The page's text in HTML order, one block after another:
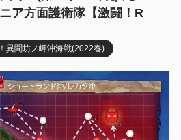
ア方面護衛隊【激闘！R
異聞坊ノ岬沖海戦(2022春)